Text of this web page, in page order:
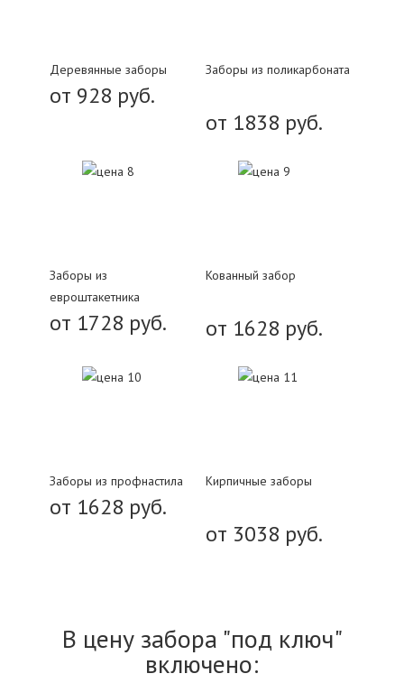
Деревянные заборы
от 928 руб.
Заборы из поликарбоната
от 1838 руб.
Заборы из
евроштакетника
от 1728 руб.
Кованный забор
от 1628 руб.
Заборы из профнастила
от 1628 руб.
Кирпичные заборы
от 3038 руб.
В цену забора "под ключ"
включено: